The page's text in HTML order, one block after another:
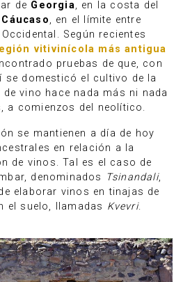
de Georgia, en la costa del
, ​en el límite entre
Según recientes
vitivinícola más antigua
pruebas de que, con
se domesticó el cultivo de la
vino hace nada más ni nada
a comienzos del neolítico.
se mantienen a día de hoy
en relación a la
de vinos. Tal es el caso de
denominados Tsinandali,
elaborar vinos en tinajas de
el suelo, llamadas Kvevri.